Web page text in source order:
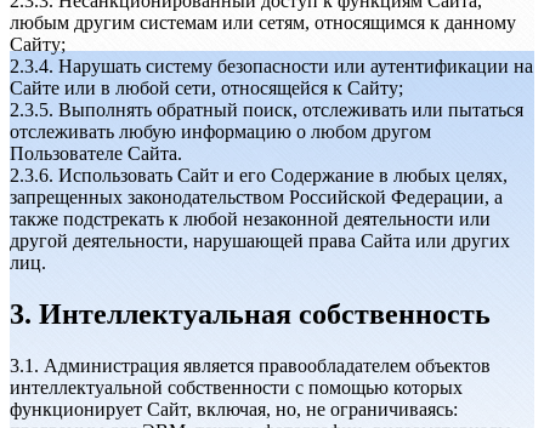
любым другим системам или сетям, относящимся к данному
Сайту;
2.3.4. Нарушать систему безопасности или аутентификации на
Сайте или в любой сети, относящейся к Сайту;
2.3.5. Выполнять обратный поиск, отслеживать или пытаться
отслеживать любую информацию о любом другом
Пользователе Сайта.
2.3.6. Использовать Сайт и его Содержание в любых целях,
запрещенных законодательством Российской Федерации, а
также подстрекать к любой незаконной деятельности или
другой деятельности, нарушающей права Сайта или других
лиц.
3. Интеллектуальная собственность
3.1. Администрация является правообладателем объектов
интеллектуальной собственности с помощью которых
функционирует Сайт, включая, но, не ограничиваясь: